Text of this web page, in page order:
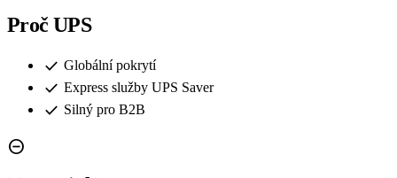
Proč UPS
check Globální pokrytí
check Express služby UPS Saver
check Silný pro B2B
remove_circle